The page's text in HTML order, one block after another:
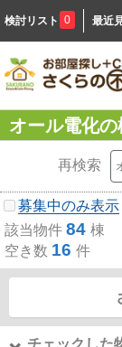
検討リスト 0 最近
オール電化
再検索
募集中のみ表示
該当物件 84 棟
空き数 16 件